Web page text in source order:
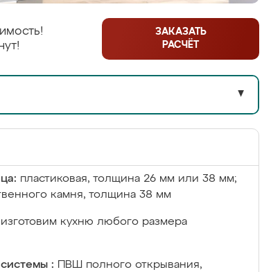
ЗАКАЗАТЬ
РАСЧЁТ
▼
пластиковая, толщина 26 мм или 38 мм;
камня, толщина 38 мм
изготовим кухню любого размера
:
ПВШ полного открывания,